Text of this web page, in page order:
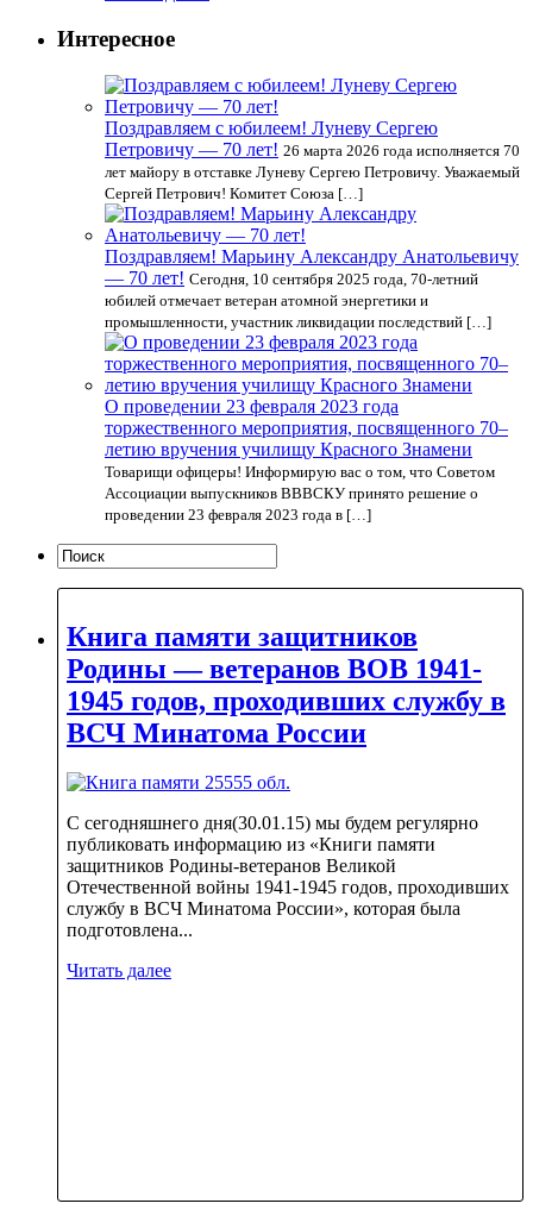
Интересное
Поздравляем с юбилеем! Луневу Сергею
Петровичу — 70 лет! 26 марта 2026 года исполняется 70
лет майору в отставке Луневу Сергею Петровичу. Уважаемый
Сергей Петрович! Комитет Союза […]
Поздравляем! Марьину Александру Анатольевичу
— 70 лет! Сегодня, 10 сентября 2025 года, 70-летний
юбилей отмечает ветеран атомной энергетики и
промышленности, участник ликвидации последствий […]
О проведении 23 февраля 2023 года
торжественного мероприятия, посвященного 70–
летию вручения училищу Красного Знамени
Товарищи офицеры! Информирую вас о том, что Советом
Ассоциации выпускников ВВВСКУ принято решение о
проведении 23 февраля 2023 года в […]
Книга памяти защитников
Родины — ветеранов ВОВ 1941-
1945 годов, проходивших службу в
ВСЧ Минатома России
С сегодняшнего дня(30.01.15) мы будем регулярно
публиковать информацию из «Книги памяти
защитников Родины-ветеранов Великой
Отечественной войны 1941-1945 годов, проходивших
службу в ВСЧ Минатома России», которая была
подготовлена...
Читать далее